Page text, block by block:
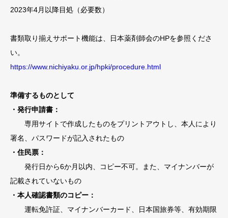
2023年4月以降目処（必要数）
書類取り揃えサポート機能は、日本薬剤師会のHPを参照くださ
い。
https://www.nichiyaku.or.jp/hpki/procedure.html
準備するものとして
・発行申請書：
専用サイトで作成したものをプリントアウトし、 本人によ り
署名、 パスワー ドが記入 されたもの
・住民票：
発行日から6か月以内 、コピー不可。ま た、マイナンバーが
記載されていないもの
・本人確認書類のコピー ：
運転免許証、マイナンバーカード 、日本国旅券等、 有効期限